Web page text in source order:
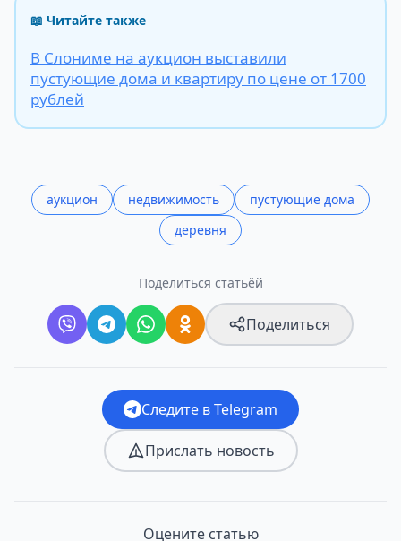
📖 Читайте также
В Слониме на аукцион выставили
пустующие дома и квартиру по цене от 1700
рублей
аукцион недвижимость
пустующие дома
деревня
Поделиться статьёй
Поделиться
Следите в Telegram
Прислать новость
Оцените статью